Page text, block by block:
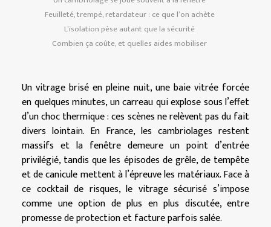
Feuilleté, trempé, retardateur : ce que l’on achète
L’isolation pèse autant que la sécurité
Combien ça coûte, et quelles aides mobiliser
Un vitrage brisé en pleine nuit, une baie vitrée forcée
en quelques minutes, un carreau qui explose sous l’effet
d’un choc thermique : ces scènes ne relèvent pas du fait
divers lointain. En France, les cambriolages restent
massifs et la fenêtre demeure un point d’entrée
privilégié, tandis que les épisodes de grêle, de tempête
et de canicule mettent à l’épreuve les matériaux. Face à
ce cocktail de risques, le vitrage sécurisé s’impose
comme une option de plus en plus discutée, entre
promesse de protection et facture parfois salée.